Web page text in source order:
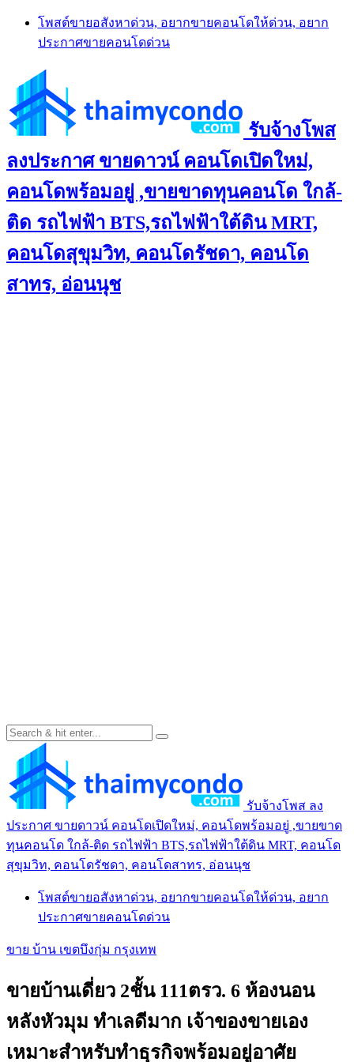
Skip
content
โพสต์ขายอสังหาด่วน, อยากขายคอนโดให้ด่วน, อยาก
ประกาศขายคอนโดด่วน
รับจ้างโพส
ลงประกาศ ขายดาวน์ คอนโดเปิดใหม่,
คอนโดพร้อมอยู่ ,ขายขาดทุนคอนโด ใกล้-
ติด รถไฟฟ้า BTS,รถไฟฟ้าใต้ดิน MRT,
คอนโดสุขุมวิท, คอนโดรัชดา, คอนโด
สาทร, อ่อนนุช
รับจ้างโพส ลง
ประกาศ ขายดาวน์ คอนโดเปิดใหม่, คอนโดพร้อมอยู่ ,ขายขาด
ทุนคอนโด ใกล้-ติด รถไฟฟ้า BTS,รถไฟฟ้าใต้ดิน MRT, คอนโด
สุขุมวิท, คอนโดรัชดา, คอนโดสาทร, อ่อนนุช
โพสต์ขายอสังหาด่วน, อยากขายคอนโดให้ด่วน, อยาก
ประกาศขายคอนโดด่วน
ขาย บ้าน เขตบึงกุ่ม กรุงเทพ
ขายบ้านเดี่ยว 2ชั้น 111ตรว. 6 ห้องนอน
หลังหัวมุม ทำเลดีมาก เจ้าของขายเอง
เหมาะสำหรับทำธุรกิจพร้อมอยู่อาศัย